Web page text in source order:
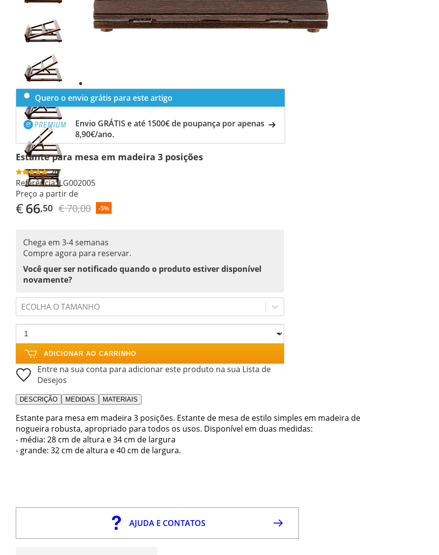
Previous
Next
slide
Quero o envio grátis para este artigo
Envio GRÁTIS e até 1500€ de poupança por apenas
8,90€/ano.
Estante para mesa em madeira 3 posições
20
Referência:LG002005
Preço a partir de
€66,50 € 70,00 -5%
Chega em 3-4 semanas
Compre agora para reservar.
Você quer ser notificado quando o produto estiver disponível
novamente?
ECOLHA O TAMANHO
ADICIONAR AO CARRINHO
Entre na sua conta para adicionar este produto na sua Lista de
Desejos
DESCRIÇÃO MEDIDAS MATERIAIS
Estante para mesa em madeira 3 posições. Estante de mesa de estilo simples em madeira de
nogueira robusta, apropriado para todos os usos. Disponível em duas medidas:
- média: 28 cm de altura e 34 cm de largura
- grande: 32 cm de altura e 40 cm de largura.
AJUDA E CONTATOS